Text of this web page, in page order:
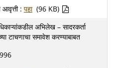
आवृत्ती : पहा (96 KB)
अभिलेख – सादरकर्ता
टाचणाचा समावेश करण्याबाबत